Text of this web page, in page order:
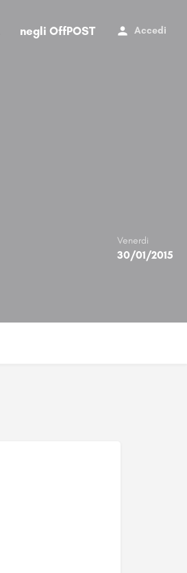
negli OffPOST Accedi
Venerdi
30/01/2015